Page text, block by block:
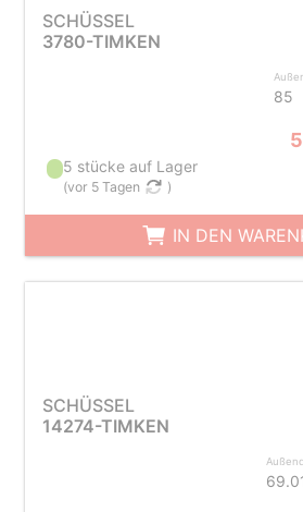
SCHÜSSEL
3780-TIMKEN
85
5 stücke auf Lager
(vor 5 Tagen )
IN DEN
SCHÜSSEL
14274-TIMKEN